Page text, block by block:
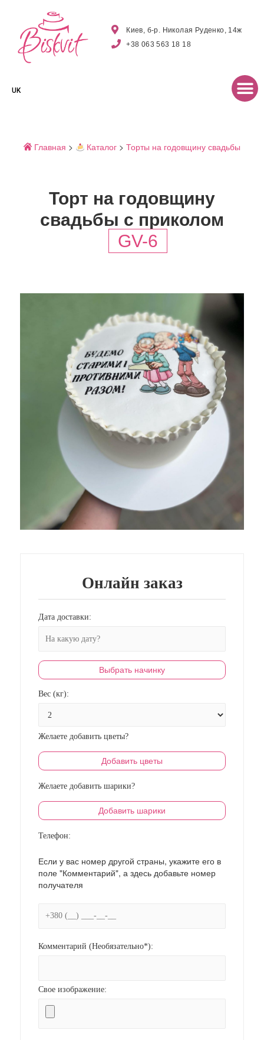
Киев, б-р. Николая Руденко, 14ж
+38 063 563 18 18
UK
Главная > Каталог >Торты на годовщину свадьбы
Торт на годовщину
свадьбы с приколом
GV-6
Онлайн заказ
Дата доставки:
Выбрать начинку
Вес (кг):
Желаете добавить цветы?
Добавить цветы
Желаете добавить шарики?
Добавить шарики
Телефон:
Если у вас номер другой страны, укажите его в
поле "Комментарий", а здесь добавьте номер
получателя
Комментарий (Необязательно*):
Свое изображение: